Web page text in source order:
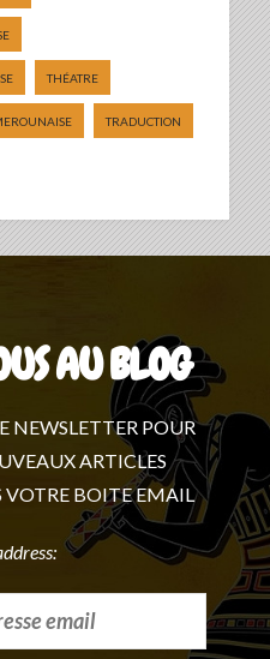
THÉATRE
TRADUCTION
AU BLOG
NEWSLETTER POUR
ARTICLES
BOITE EMAIL